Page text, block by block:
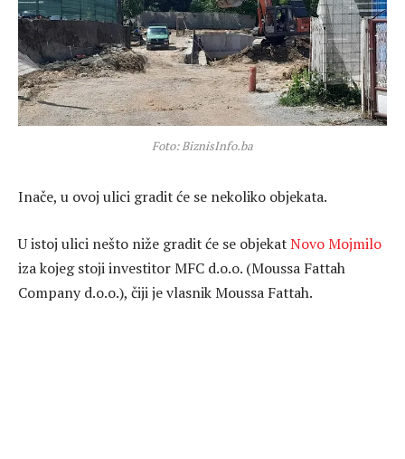
Foto: BiznisInfo.ba
Inače, u ovoj ulici gradit će se nekoliko objekata.
U istoj ulici nešto niže gradit će se objekatNovo Mojmilo
iza kojeg stoji investitor MFC d.o.o. (Moussa Fattah
Company d.o.o.), čiji je vlasnik Moussa Fattah.